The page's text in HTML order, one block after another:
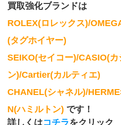
買取強化ブランドは
ROLEX(ロレックス)/
(タグホイヤー)
SEIKO(セイコー)/CASIO(
ン)/Cartier(カルティエ)
CHANEL(シャネル)/
N(ハミルトン) です！
詳しくはコチラ をクリック